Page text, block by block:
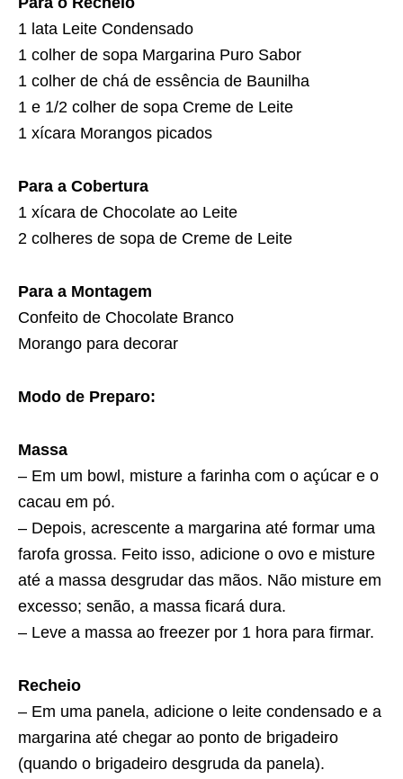
1 lata Leite Condensado
1 colher de sopa Margarina Puro Sabor
1 colher de chá de essência de Baunilha
1 e 1/2 colher de sopa Creme de Leite
1 xícara Morangos picados
Para a Cobertura
1 xícara de Chocolate ao Leite
2 colheres de sopa de Creme de Leite
Para a Montagem
Confeito de Chocolate Branco
Morango para decorar
Modo de Preparo:
Massa
– Em um bowl, misture a farinha com o açúcar e o
cacau em pó.
– Depois, acrescente a margarina até formar uma
farofa grossa. Feito isso, adicione o ovo e misture
até a massa desgrudar das mãos. Não misture em
excesso; senão, a massa ficará dura.
– Leve a massa ao freezer por 1 hora para firmar.
Recheio
– Em uma panela, adicione o leite condensado e a
margarina até chegar ao ponto de brigadeiro
(quando o brigadeiro desgruda da panela).